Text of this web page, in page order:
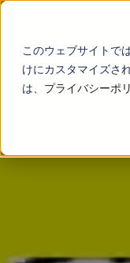
このウェブサイトで
けにカスタマイズさ
は、 プライバシーポ